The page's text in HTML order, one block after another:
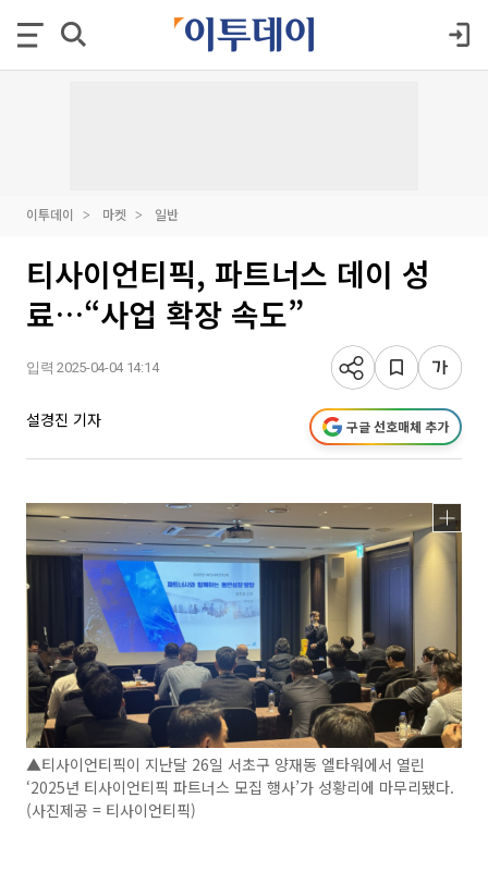
이투데이 마켓 일반
티사이언티픽, 파트너스 데이 성
료…“사업 확장 속도”
입력 2025-04-04 14:14
설경진 기자 구글 선호매체 추가
▲티사이언티픽이 지난달 26일 서초구 양재동 엘타워에서 열린
‘2025년 티사이언티픽 파트너스 모집 행사’가 성황리에 마무리됐다.
(사진제공 = 티사이언티픽)